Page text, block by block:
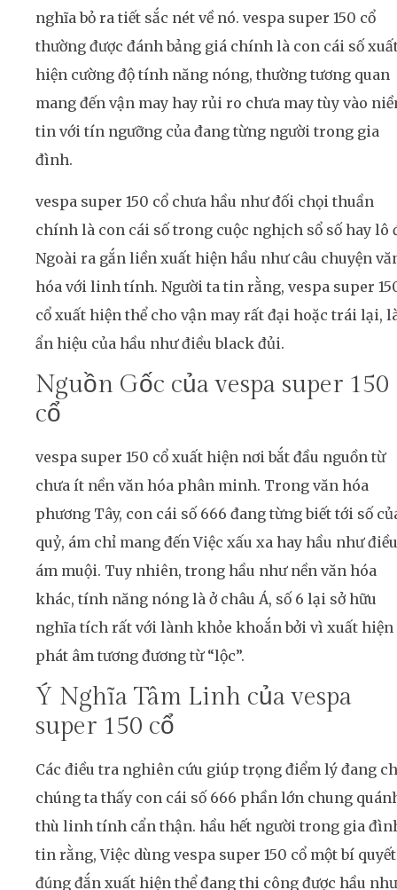
nghĩa bỏ ra tiết sắc nét về nó. vespa super 150 cổ
thường được đánh bảng giá chính là con cái số
hiện cường độ tính năng nóng, thường tương quan
mang đến vận may hay rủi ro chưa may tùy vào
tin với tín ngưỡng của đang từng người trong gia
đình.
vespa super 150 cổ chưa hầu như đối chọi thuần
chính là con cái số trong cuộc nghịch sổ số hay lô
Ngoài ra gắn liền xuất hiện hầu như câu chuyện
hóa với linh tính. Người ta tin rằng, vespa super
cổ xuất hiện thể cho vận may rất đại hoặc trái lại,
ẩn hiệu của hầu như điều black đủi.
Nguồn Gốc của vespa super 150
cổ
vespa super 150 cổ xuất hiện nơi bắt đầu nguồn từ
chưa ít nền văn hóa phân minh. Trong văn hóa
phương Tây, con cái số 666 đang từng biết tới số
quỷ, ám chỉ mang đến Việc xấu xa hay hầu như điều
ám muội. Tuy nhiên, trong hầu như nền văn hóa
khác, tính năng nóng là ở châu Á, số 6 lại sở hữu
nghĩa tích rất với lành khỏe khoắn bởi vì xuất hiện
phát âm tương đương từ “lộc”.
Ý Nghĩa Tâm Linh của vespa
super 150 cổ
Các điều tra nghiên cứu giúp trọng điểm lý đang
chúng ta thấy con cái số 666 phần lớn chung
thù linh tính cẩn thận. hầu hết người trong gia
tin rằng, Việc dùng vespa super 150 cổ một bí quyết
đúng đắn xuất hiện thể đang thi công được hầu như